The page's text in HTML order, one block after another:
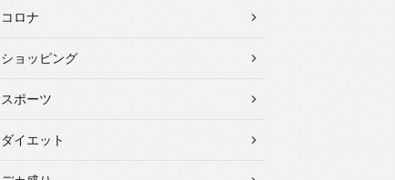
コロナ
ショッピング
スポーツ
ダイエット